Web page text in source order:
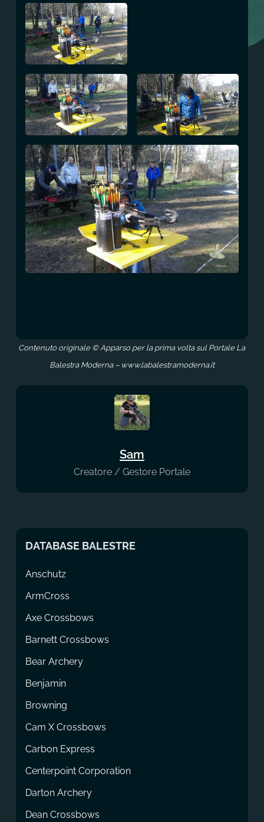
Contenuto originale © Apparso per la prima volta sul Portale La
Balestra Moderna – www.labalestramoderna.it
Sam
Creatore / Gestore Portale
DATABASE BALESTRE
Anschutz
ArmCross
Axe Crossbows
Barnett Crossbows
Bear Archery
Benjamin
Browning
Cam X Crossbows
Carbon Express
Centerpoint Corporation
Darton Archery
Dean Crossbows